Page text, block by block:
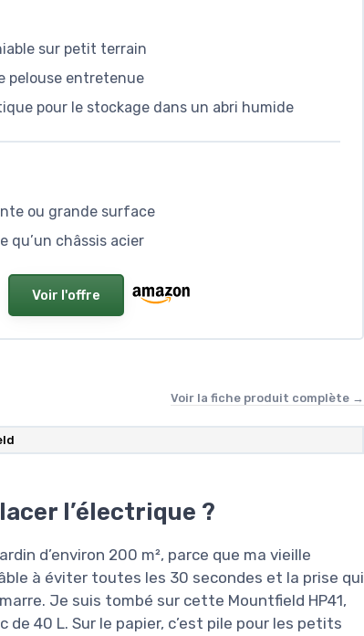
sur petit terrain
pelouse entretenue
pour le stockage dans un abri humide
ou grande surface
qu’un châssis acier
Voir l'offre
Voir la fiche produit complète →
l’électrique ?
d’environ 200 m², parce que ma vieille
à éviter toutes les 30 secondes et la prise qui
Je suis tombé sur cette Mountfield HP41,
de 40 L. Sur le papier, c’est pile pour les petits